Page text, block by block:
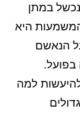
נכשל במתן
היא
הנאשם
בפועל.
למה